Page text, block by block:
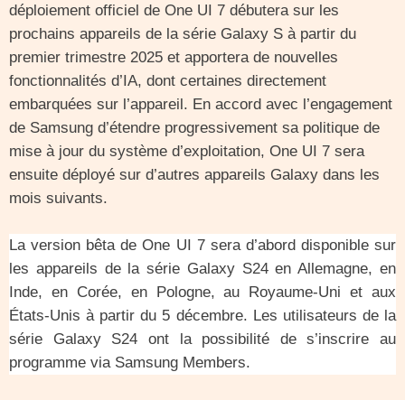
déploiement officiel de One UI 7 débutera sur les
prochains appareils de la série Galaxy S à partir du
premier trimestre 2025 et apportera de nouvelles
fonctionnalités d’IA, dont certaines directement
embarquées sur l’appareil. En accord avec l’engagement
de Samsung d’étendre progressivement sa politique de
mise à jour du système d’exploitation, One UI 7 sera
ensuite déployé sur d’autres appareils Galaxy dans les
mois suivants.
La version bêta de One UI 7 sera d’abord disponible sur
les appareils de la série Galaxy S24 en Allemagne, en
Inde, en Corée, en Pologne, au Royaume-Uni et aux
États-Unis à partir du 5 décembre. Les utilisateurs de la
série Galaxy S24 ont la possibilité de s’inscrire au
programme via Samsung Members.